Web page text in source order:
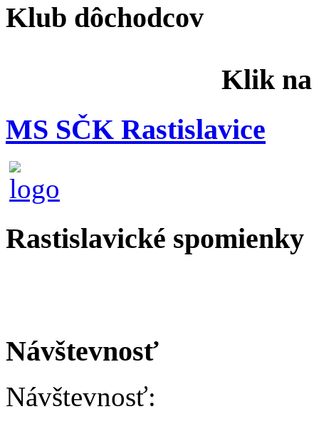
Klub dôchodcov
Klik na
MS SČK Rastislavice
Rastislavické spomienky
Návštevnosť
Návštevnosť: